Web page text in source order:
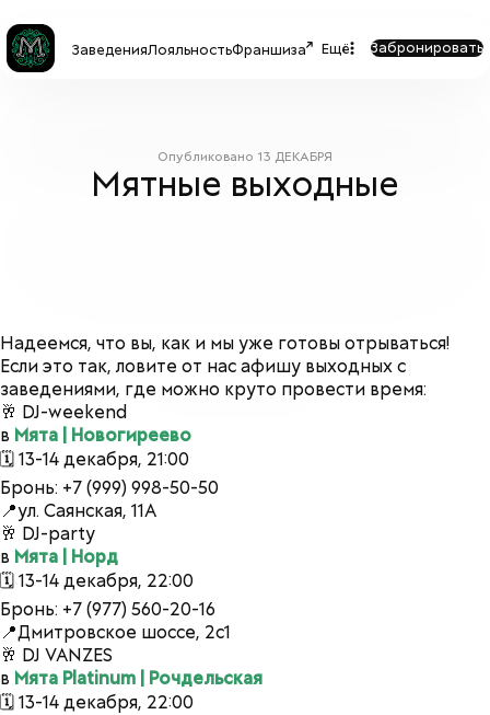
ЗаведенияЛояльностьФраншиза Ещё Забронировать
Опубликовано 13 ДЕКАБРЯ
Мятные выходные
Надеемся, что вы, как и мы уже готовы отрываться!
Если это так, ловите от нас афишу выходных с
заведениями, где можно круто провести время:
🥂 DJ-weekend
в Мята | Новогиреево
🗓 13-14 декабря, 21:00
Бронь: +7 (999) 998-50-50
📍ул. Саянская, 11А
🥂 DJ-party
в Мята | Норд
🗓 13-14 декабря, 22:00
Бронь: +7 (977) 560-20-16
📍Дмитровское шоссе, 2с1
🥂 DJ VANZES
в Мята Platinum | Рочдельская
🗓 13-14 декабря, 22:00